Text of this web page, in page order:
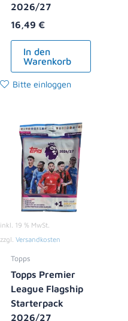
2026/27
16,49 €
In den
Warenkorb
Bitte einloggen
inkl. 19 % MwSt.
zzgl. Versandkosten
Topps
Topps Premier
League Flagship
Starterpack
2026/27